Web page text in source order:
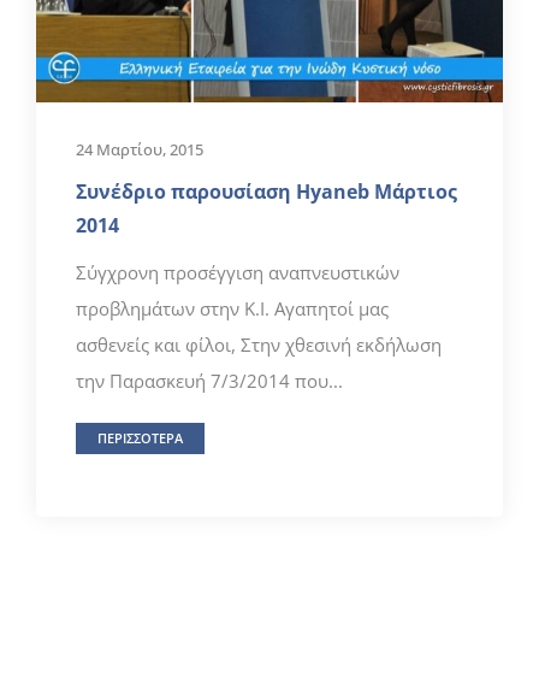
24 Μαρτίου, 2015
Συνέδριο παρουσίαση Hyaneb Μάρτιος
2014
Σύγχρονη προσέγγιση αναπνευστικών
προβλημάτων στην Κ.I. Αγαπητοί μας
ασθενείς και φίλοι, Στην χθεσινή εκδήλωση
την Παρασκευή 7/3/2014 που...
ΠΕΡΙΣΣΟΤΕΡΑ